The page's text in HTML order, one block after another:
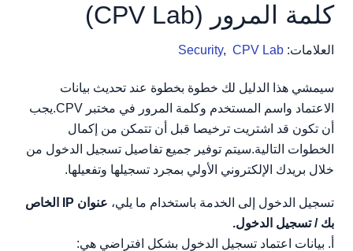
كلمة المرور (CPV Lab)
العلامات: Security, CPV Lab
سيمشي هذا الدليل لك خطوة بخطوة عند تحديث بيانات
الاعتماد واسم المستخدم وكلمة المرور في مختبر CPV.يجب
أن تكون قد اشتريت ترخيصا قبل أن تتمكن من إكمال
الخطوات التالية.سيتم توفير جميع تفاصيل تسجيل الدخول من
خلال بريدك الإلكتروني الأولي بمجرد تسجيلها وتفعيلها.
تسجيل الدخول إلى الخدمة باستخدام ما يلي،
عنوان IP الخاص
بك / تسجيل الدخول.
أ. بيانات اعتماد تسجيل الدخول بشكل افتراضي هي: